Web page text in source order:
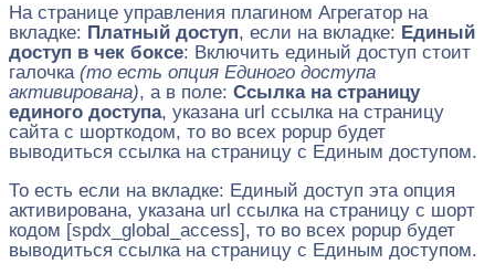
На странице управления плагином Агрегатор на
вкладке: Платный доступ, если на вкладке: Единый
доступ в чек боксе: Включить единый доступ стоит
галочка (то есть опция Единого доступа
активирована), а в поле: Ссылка на страницу
единого доступа, указана url ссылка на страницу
сайта с шорткодом, то во всех popup будет
выводиться ссылка на страницу с Единым доступом.
То есть если на вкладке: Единый доступ эта опция
активирована, указана url ссылка на страницу с шорт
кодом [spdx_global_access], то во всех popup будет
выводиться ссылка на страницу с Единым доступом.